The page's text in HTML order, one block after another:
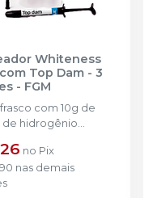
Whiteness
Top Dam - 3
- FGM
com 10g de
hidrogênio
+ 1 frasco com 5g
+ 1 frasco com
Neutralize
de peróxidos) + 1
no Pix
nas demais